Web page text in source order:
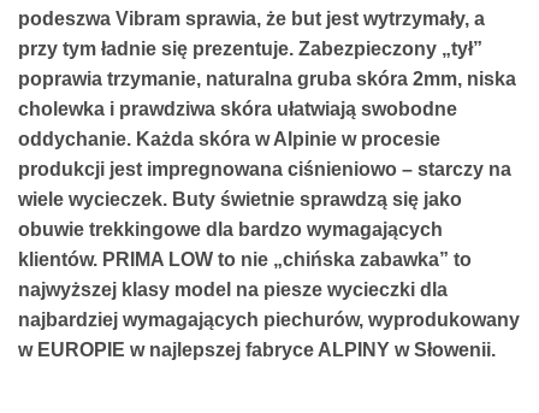
podeszwa Vibram sprawia, że but jest wytrzymały, a
przy tym ładnie się prezentuje. Zabezpieczony „tył”
poprawia trzymanie, naturalna gruba skóra 2mm, niska
cholewka i prawdziwa skóra ułatwiają swobodne
oddychanie. Każda skóra w Alpinie w procesie
produkcji jest impregnowana ciśnieniowo – starczy na
wiele wycieczek. Buty świetnie sprawdzą się jako
obuwie trekkingowe dla bardzo wymagających
klientów. PRIMA LOW to nie „chińska zabawka” to
najwyższej klasy model na piesze wycieczki dla
najbardziej wymagających piechurów, wyprodukowany
w EUROPIE w najlepszej fabryce ALPINY w Słowenii.